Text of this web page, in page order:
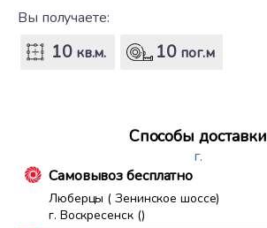
Вы получаете:
10кв.м. 10 пог.м
Способы доставки
г.
Самовывоз бесплатно
Люберцы ( Зенинское шоссе)
г. Воскресенск ()